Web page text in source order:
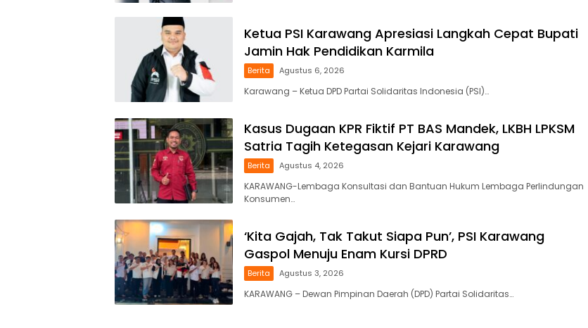
Ketua PSI Karawang Apresiasi Langkah Cepat Bupati
Jamin Hak Pendidikan Karmila
Berita Agustus 6, 2026
Karawang – Ketua DPD Partai Solidaritas Indonesia (PSI)…
Kasus Dugaan KPR Fiktif PT BAS Mandek, LKBH LPKSM
Satria Tagih Ketegasan Kejari Karawang
Berita Agustus 4, 2026
KARAWANG-Lembaga Konsultasi dan Bantuan Hukum Lembaga Perlindungan
Konsumen…
‘Kita Gajah, Tak Takut Siapa Pun’, PSI Karawang
Gaspol Menuju Enam Kursi DPRD
Berita Agustus 3, 2026
KARAWANG – Dewan Pimpinan Daerah (DPD) Partai Solidaritas…